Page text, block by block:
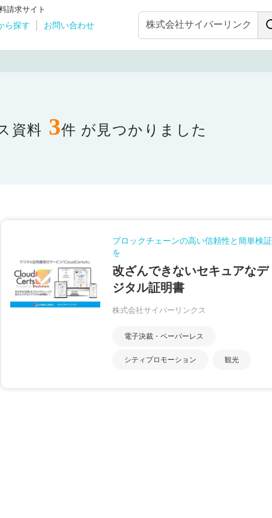
請求サイト
ら探す
お問い合わせ
資料 3件 が見つかりました
ブロックチェーンの高い信頼性と簡単検証
を
改ざんできないセキュアなデ
ジタル証明書
株式会社サイバーリンクス
電子決裁・ペーパーレス
シティプロモーション 観光